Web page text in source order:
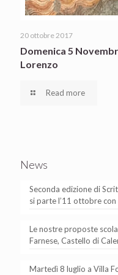
20 ottobre 2017
Domenica 5
Lorenzo
Read more
News
Seconda edizione di
si parte l’11 ottobre con
Le nostre proposte
Farnese, Castello di
Martedì 8 luglio a Villa